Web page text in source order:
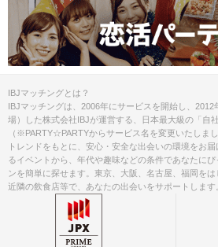
IBJマッチングとは？
IBJマッチングは、2006年にサービスを開始し、
場）した株式会社IBJが運営する、日本最大級の「自
（※PARTY☆PARTYからサービス名を変更いたしま
トレンドをもとに、安心・安全な出会いの環境をお
るイベントから、年代や趣味などの条件であなたに
ンを簡単に探せます。東京、大阪、名古屋、福岡を
近隣の飲食店等で、あなたの出会いをサポートします